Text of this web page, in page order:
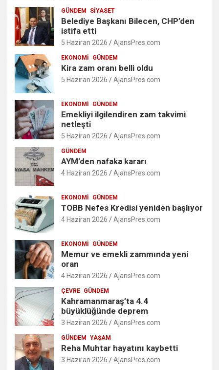
GÜNDEM SIYASET
Belediye Başkanı Bilecen, CHP’den
istifa etti
5 Haziran 2026 AjansPres.com
EKONOMI GÜNDEM
Kira zam oranı belli oldu
5 Haziran 2026 AjansPres.com
EKONOMI GÜNDEM
Emekliyi ilgilendiren zam takvimi
netleşti
5 Haziran 2026 AjansPres.com
GÜNDEM
AYM’den nafaka kararı
4 Haziran 2026 AjansPres.com
EKONOMI GÜNDEM
TOBB Nefes Kredisi yeniden başlıyor
4 Haziran 2026 AjansPres.com
EKONOMI GÜNDEM
Memur ve emekli zammında yeni
oran
4 Haziran 2026 AjansPres.com
ÇEVRE GÜNDEM
Kahramanmaraş’ta 4.4
büyüklüğünde deprem
3 Haziran 2026 AjansPres.com
GÜNDEM YAŞAM
Reha Muhtar hayatını kaybetti
3 Haziran 2026 AjansPres.com